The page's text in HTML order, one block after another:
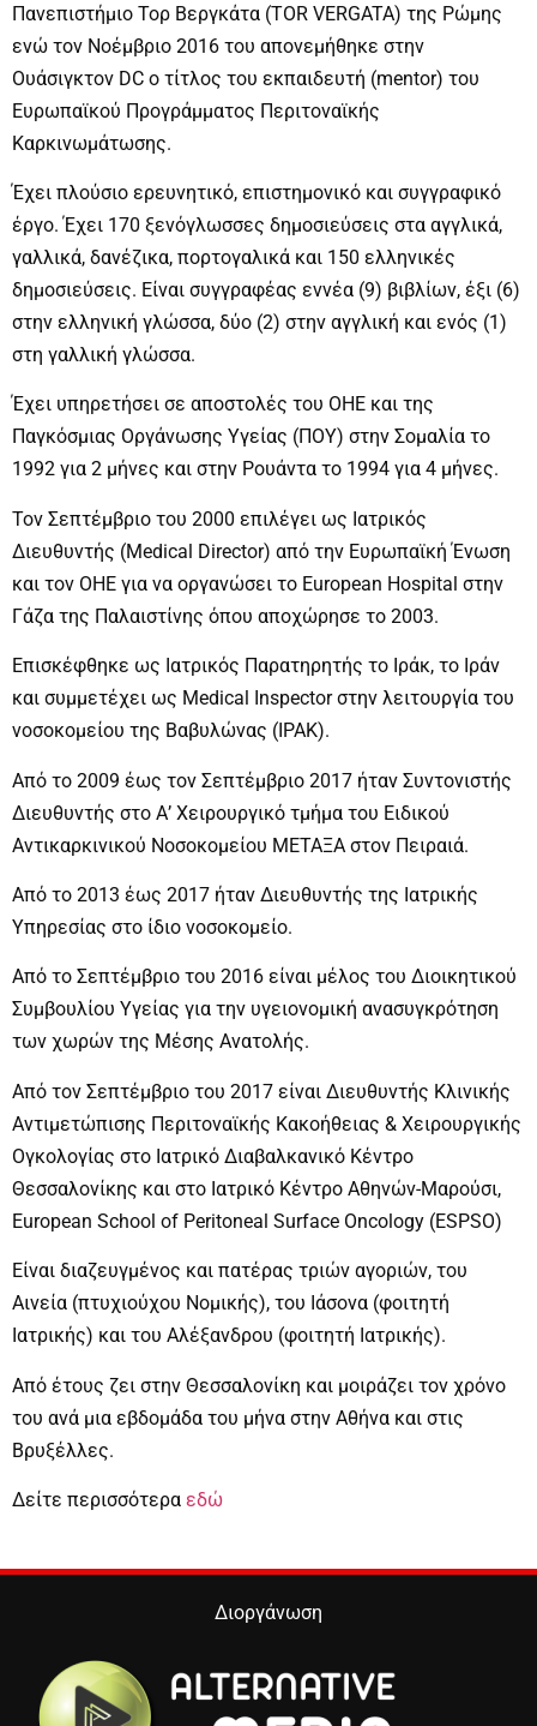
Πανεπιστήμιο Τορ Βεργκάτα (TOR VERGATA) της Ρώμης
ενώ τον Νοέμβριο 2016 του απονεμήθηκε στην
Ουάσιγκτον DC ο τίτλος του εκπαιδευτή (mentor) του
Ευρωπαϊκού Προγράμματος Περιτοναϊκής
Καρκινωμάτωσης.
Έχει πλούσιο ερευνητικό, επιστημονικό και συγγραφικό
έργο. Έχει 170 ξενόγλωσσες δημοσιεύσεις στα αγγλικά,
γαλλικά, δανέζικα, πορτογαλικά και 150 ελληνικές
δημοσιεύσεις. Είναι συγγραφέας εννέα (9) βιβλίων, έξι (6)
στην ελληνική γλώσσα, δύο (2) στην αγγλική και ενός (1)
στη γαλλική γλώσσα.
Έχει υπηρετήσει σε αποστολές του ΟΗΕ και της
Παγκόσμιας Οργάνωσης Υγείας (ΠΟΥ) στην Σομαλία το
1992 για 2 μήνες και στην Ρουάντα το 1994 για 4 μήνες.
Τον Σεπτέμβριο του 2000 επιλέγει ως Ιατρικός
Διευθυντής (Medical Director) από την Ευρωπαϊκή Ένωση
και τον ΟΗΕ για να οργανώσει το European Hospital στην
Γάζα της Παλαιστίνης όπου αποχώρησε το 2003.
Επισκέφθηκε ως Ιατρικός Παρατηρητής το Ιράκ, το Ιράν
και συμμετέχει ως Medical Inspector στην λειτουργία του
νοσοκομείου της Βαβυλώνας (ΙΡΑΚ).
Από το 2009 έως τον Σεπτέμβριο 2017 ήταν Συντονιστής
Διευθυντής στο Α’ Χειρουργικό τμήμα του Ειδικού
Αντικαρκινικού Νοσοκομείου ΜΕΤΑΞΑ στον Πειραιά.
Από το 2013 έως 2017 ήταν Διευθυντής της Ιατρικής
Υπηρεσίας στο ίδιο νοσοκομείο.
Από το Σεπτέμβριο του 2016 είναι μέλος του Διοικητικού
Συμβουλίου Υγείας για την υγειονομική ανασυγκρότηση
των χωρών της Μέσης Ανατολής.
Από τον Σεπτέμβριο του 2017 είναι Διευθυντής Κλινικής
Αντιμετώπισης Περιτοναϊκής Κακοήθειας & Χειρουργικής
Ογκολογίας στο Ιατρικό Διαβαλκανικό Κέντρο
Θεσσαλονίκης και στο Ιατρικό Κέντρο Αθηνών-Μαρούσι,
European School of Peritoneal Surface Oncology (ESPSO)
Είναι διαζευγμένος και πατέρας τριών αγοριών, του
Αινεία (πτυχιούχου Νομικής), του Ιάσονα (φοιτητή
Ιατρικής) και του Αλέξανδρου (φοιτητή Ιατρικής).
Από έτους ζει στην Θεσσαλονίκη και μοιράζει τον χρόνο
του ανά μια εβδομάδα του μήνα στην Αθήνα και στις
Βρυξέλλες.
Δείτε περισσότερα εδώ
Διοργάνωση